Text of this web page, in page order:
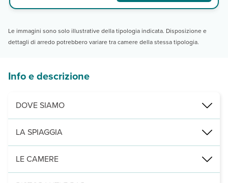
Le immagini sono solo illustrative della tipologia indicata. Disposizione e
dettagli di arredo potrebbero variare tra camere della stessa tipologia.
Info e descrizione
DOVE SIAMO
Punta Cana, direttamente sulla spiaggia, a 1500 m da Plaza
LA SPIAGGIA
di fine sabbia bianca, attrezzata con ombrelloni, lettini e teli
LE CAMERE